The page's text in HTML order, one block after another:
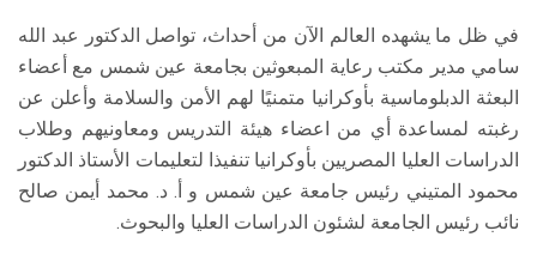
في ظل ما يشهده العالم الآن من أحداث، تواصل الدكتور عبد الله
سامي مدير مكتب رعاية المبعوثين بجامعة عين شمس مع أعضاء
البعثة الدبلوماسية بأوكرانيا متمنيًا لهم الأمن والسلامة وأعلن عن
رغبته لمساعدة أي من اعضاء هيئة التدريس ومعاونيهم وطلاب
الدراسات العليا المصريين بأوكرانيا تنفيذا لتعليمات الأستاذ الدكتور
محمود المتيني رئيس جامعة عين شمس و أ. د. محمد أيمن صالح
نائب رئيس الجامعة لشئون الدراسات العليا والبحوث.